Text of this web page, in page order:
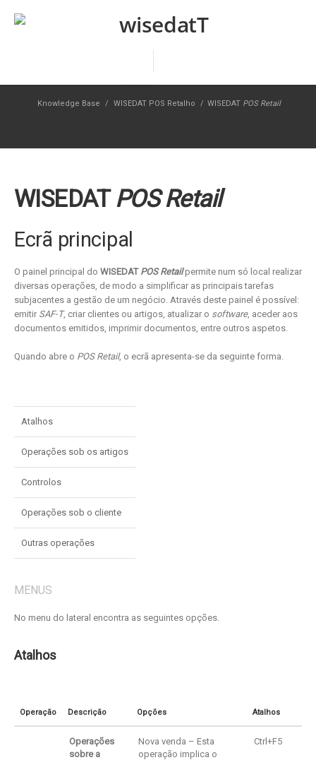
Knowledge Base / WISEDAT POS Retalho / WISEDAT POS Retail
WISEDATPOS Retail
Ecrã principal
O painel principal do WISEDAT POS Retailpermite num só local realizar
diversas operações, de modo a simplificar as principais tarefas
subjacentes a gestão de um negócio. Através deste painel é possível:
emitir SAF-T, criar clientes ou artigos, atualizar o software, aceder aos
documentos emitidos, imprimir documentos, entre outros aspetos.
Quando abre o POS Retail, o ecrã apresenta-se da seguinte forma.
Atalhos
Operações sob os artigos
Controlos
Operações sob o cliente
Outras operações
MENUS
No menu do lateral encontra as seguintes opções.
Atalhos
Operação Descrição Opções Atalhos
Operações
sobre a
Nova venda – Esta
operação implica o
Ctrl+F5